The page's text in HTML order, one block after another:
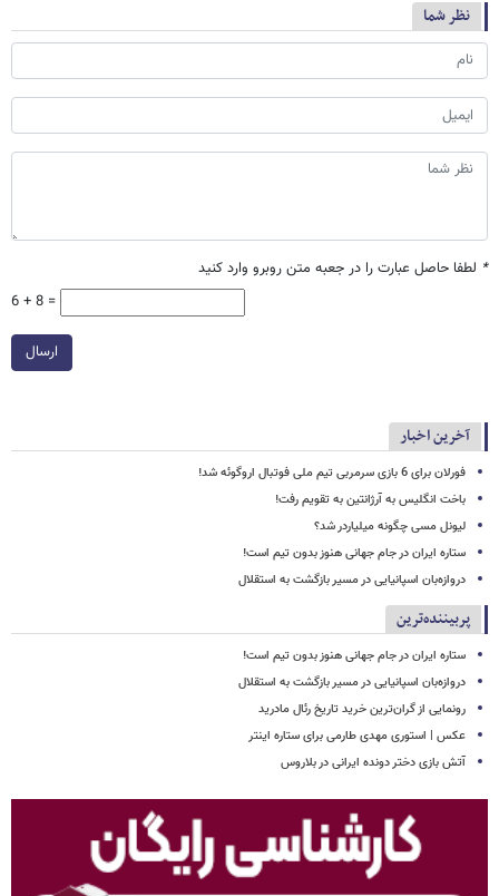
نظر شما
* لطفا حاصل عبارت را در جعبه متن روبرو وارد کنید
6 + 8 =
ارسال
آخرین اخبار
فورلان برای 6 بازی سرمربی تیم ملی فوتبال اروگوئه شد!
باخت انگلیس به آرژانتین به تقویم رفت!
لیونل مسی چگونه میلیاردر شد؟
ستاره ایران در جام جهانی هنوز بدون تیم است!
دروازه‌بان اسپانیایی در مسیر بازگشت به استقلال
پربیننده‌ترین
ستاره ایران در جام جهانی هنوز بدون تیم است!
دروازه‌بان اسپانیایی در مسیر بازگشت به استقلال
رونمایی از گران‌ترین خرید تاریخ رئال مادرید
عکس | استوری مهدی طارمی برای ستاره اینتر
آتش بازی دختر دونده ایرانی در بلاروس